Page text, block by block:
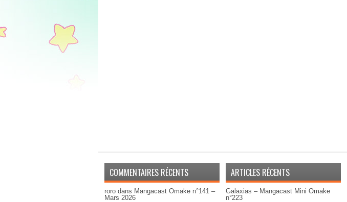
COMMENTAIRES RÉCENTS
roro dans Mangacast Omake n°141 –
Mars 2026
ARTICLES RÉCENTS
Galaxias – Mangacast Mini Omake
n°223